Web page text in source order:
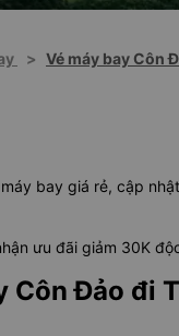
> Vé máy bay Côn
bay giá rẻ, cập
ưu đãi giảm 30K
Côn Đảo đi